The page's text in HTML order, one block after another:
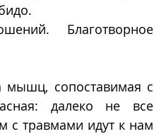
Благотворное
мышц, сопоставимая с
далеко не все
с травмами идут к нам